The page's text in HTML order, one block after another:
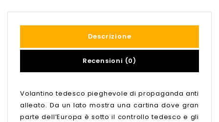
Descrizione
Recensioni (0)
Volantino tedesco pieghevole di propaganda anti
alleato. Da un lato mostra una cartina dove gran
parte dell’Europa è sotto il controllo tedesco e gli